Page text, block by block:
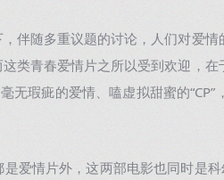
随多重议题的讨论，人们对爱情
类青春爱情片之所以受到欢迎，
无瑕疵的爱情、嗑虚拟甜蜜的
情片外，这两部电影也同时是科